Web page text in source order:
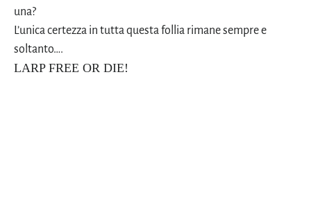
una?
L’unica certezza in tutta questa follia rimane sempre e
soltanto….
LARP FREE OR DIE!